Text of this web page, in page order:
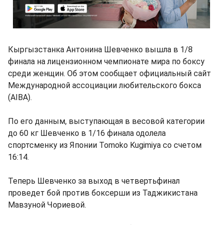
Кыргызстанка Антонина Шевченко вышла в 1/8
финала на лицензионном чемпионате мира по боксу
среди женщин. Об этом сообщает официальный сайт
Международной ассоциации любительского бокса
(AIBA).
По его данным, выступающая в весовой категории
до 60 кг Шевченко в 1/16 финала одолела
спортсменку из Японии Tomoko Kugimiya со счетом
16:14.
Теперь Шевченко за выход в четвертьфинал
проведет бой против боксерши из Таджикистана
Мавзуной Чориевой.